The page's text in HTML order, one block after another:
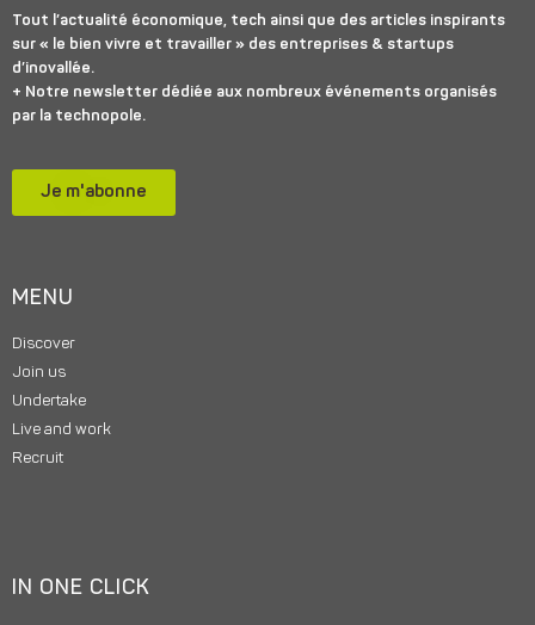
Tout l’actualité économique, tech ainsi que des articles inspirants
sur « le bien vivre et travailler » des entreprises & startups
d’inovallée.
+ Notre newsletter dédiée aux nombreux événements organisés
par la technopole.
Je m'abonne
MENU
Discover
Join us
Undertake
Live and work
Recruit
IN ONE CLICK